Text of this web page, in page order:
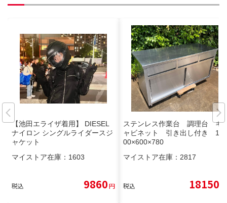
【池田エライザ着用】 DIESEL
ナイロン シングルライダースジ
ャケット
マイストア在庫： 1603
税込 9860円
ステンレス作業台 調理台 キ
ャビネット 引き出し付き 15
00×600×780
マイストア在庫： 2817
税込 18150